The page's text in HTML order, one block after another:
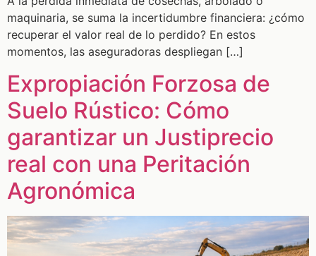
maquinaria, se suma la incertidumbre financiera: ¿cómo
recuperar el valor real de lo perdido? En estos
momentos, las aseguradoras despliegan […]
Expropiación Forzosa de
Suelo Rústico: Cómo
garantizar un Justiprecio
real con una Peritación
Agronómica